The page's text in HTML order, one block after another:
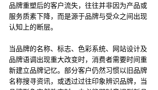
品牌重塑后的客户流失，往往并非因为产品或
服务质素下降，而是源于品牌与受众之间出现
认知上的断层。
当品牌的名称、标志、色彩系统、网站设计及
品牌语调出现重大改变时，消费者需要时间重
新建立品牌记忆。部分客户仍然习惯以旧品牌
名称搜寻资讯，或透过过往印象辨识品牌，当